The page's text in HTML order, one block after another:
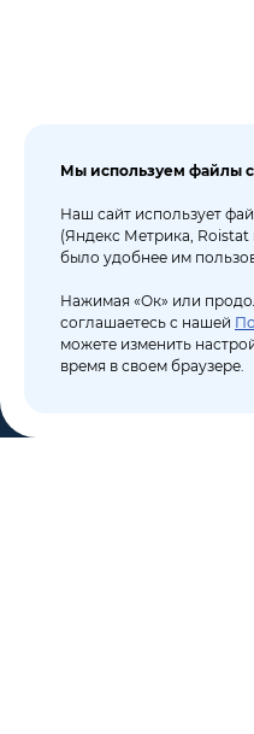
Мы используем файлы
Наш сайт использует
(Яндекс Метрика, Roistat
было удобнее им
Нажимая «Ок» или
соглашаетесь с нашей
можете изменить
время в своем браузере.